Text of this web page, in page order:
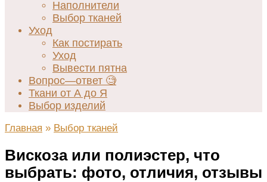
Наполнители
Выбор тканей
Уход
Как постирать
Уход
Вывести пятна
Вопрос—ответ 🧐
Ткани от А до Я
Выбор изделий
Главная » Выбор тканей
Вискоза или полиэстер, что
выбрать: фото, отличия, отзывы